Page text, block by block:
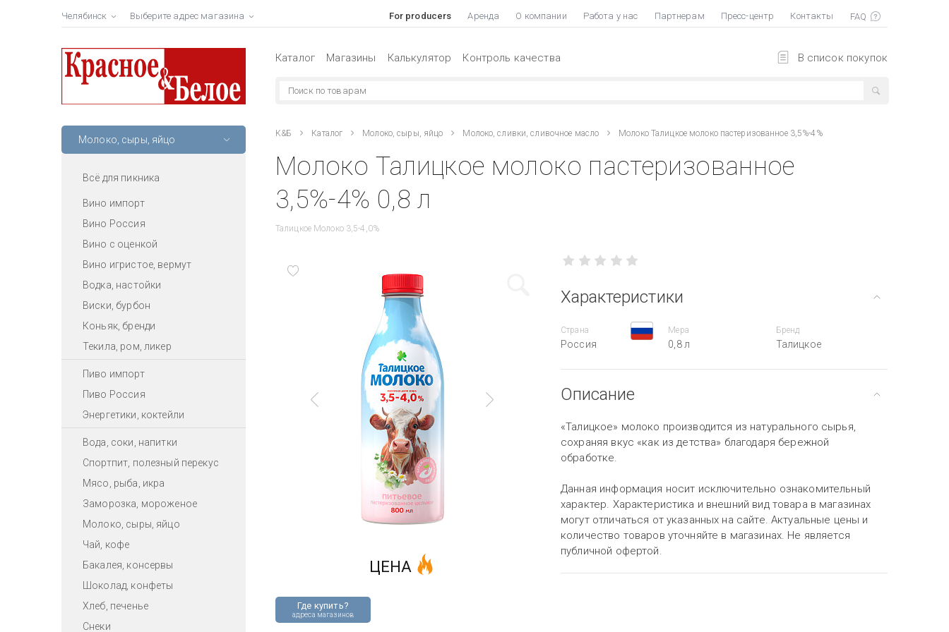
Челябинск Выберите адрес магазина For producers Аренда О компании Работа у нас Партнерам Пресс-центр Контакты
В список покупок
Каталог Магазины Калькулятор Контроль качества
Молоко, сыры, яйцо
Всё для пикника
Вино импорт
Вино Россия
Вино с оценкой
Вино игристое, вермут
Водка, настойки
Виски, бурбон
Коньяк, бренди
Текила, ром, ликер
Пиво импорт
Пиво Россия
Энергетики, коктейли
Вода, соки, напитки
Спортпит, полезный перекус
Мясо, рыба, икра
Заморозка, мороженое
Молоко, сыры, яйцо
Чай, кофе
Бакалея, консервы
Шоколад, конфеты
Хлеб, печенье
Снеки
К&Б Каталог Молоко, сыры, яйцо Молоко, сливки, сливочное масло Молоко Талицкое молоко пастеризованное 3,5%-4%
Молоко Талицкое молоко пастеризованное
3,5%-4% 0,8 л
Талицкое Молоко 3,5-4,0%
Где купить?
адреса магазинов
ЦЕНА
Характеристики
Страна
Россия
Мера
0,8 л
Бренд
Талицкое
Описание
«Талицкое» молоко производится из натурального сырья,
сохраняя вкус «как из детства» благодаря бережной
обработке.
Данная информация носит исключительно ознакомительный
характер. Характеристика и внешний вид товара в магазинах
могут отличаться от указанных на сайте. Актуальные цены и
количество товаров уточняйте в магазинах. Не является
публичной офертой.